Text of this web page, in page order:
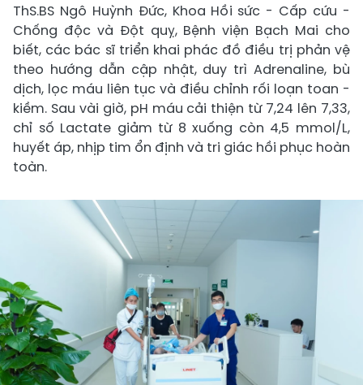
ThS.BS Ngô Huỳnh Đức, Khoa Hồi sức - Cấp cứu -
Chống độc và Đột quỵ, Bệnh viện Bạch Mai cho
biết, các bác sĩ triển khai phác đồ điều trị phản vệ
theo hướng dẫn cập nhật, duy trì Adrenaline, bù
dịch, lọc máu liên tục và điều chỉnh rối loạn toan -
kiềm. Sau vài giờ, pH máu cải thiện từ 7,24 lên 7,33,
chỉ số Lactate giảm từ 8 xuống còn 4,5 mmol/L,
huyết áp, nhịp tim ổn định và tri giác hồi phục hoàn
toàn.